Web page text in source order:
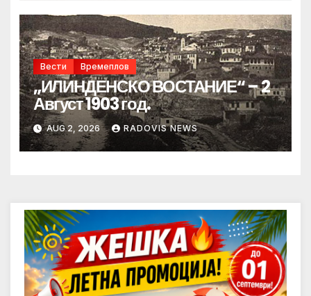
Вести Времеплов
„ИЛИНДЕНСКО ВОСТАНИЕ“ – 2
Август 1903 год.
AUG 2, 2026 RADOVIS NEWS